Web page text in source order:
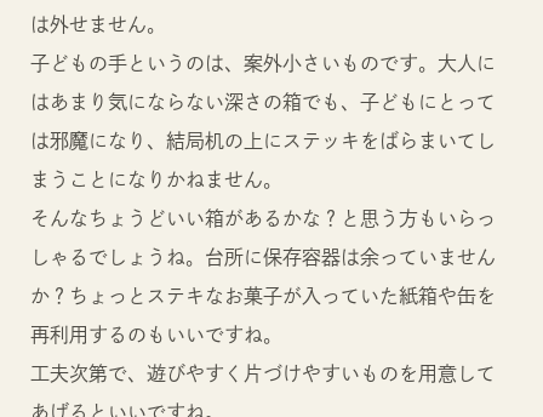
は外せません。
子どもの手というのは、案外小さいものです。大人に
はあまり気にならない深さの箱でも、子どもにとって
は邪魔になり、結局机の上にステッキをばらまいてし
まうことになりかねません。
そんなちょうどいい箱があるかな？と思う方もいらっ
しゃるでしょうね。台所に保存容器は余っていません
か？ちょっとステキなお菓子が入っていた紙箱や缶を
再利用するのもいいですね。
工夫次第で、遊びやすく片づけやすいものを用意して
あげるといいですね。